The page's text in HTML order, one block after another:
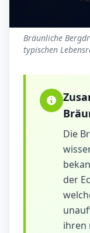
Bräunliche
typischen
Die
der
ihren